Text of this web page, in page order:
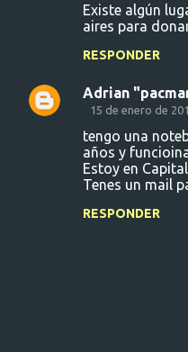
Existe algún
aires para
RESPONDER
Adrian
15 de enero de
tengo una
años y
Estoy en
Tenes un mail
RESPONDER